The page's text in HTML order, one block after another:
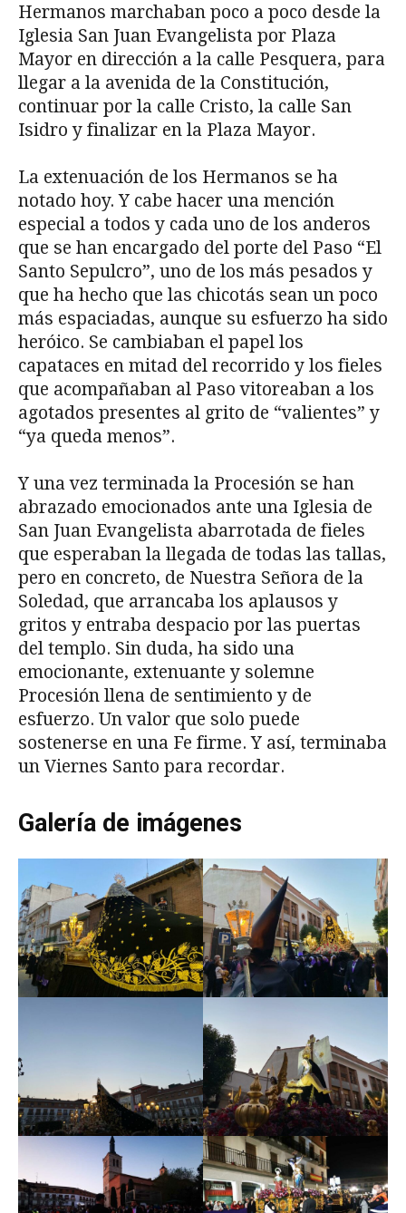
Hermanos marchaban poco a poco desde la
Iglesia San Juan Evangelista por Plaza
Mayor en dirección a la calle Pesquera, para
llegar a la avenida de la Constitución,
continuar por la calle Cristo, la calle San
Isidro y finalizar en la Plaza Mayor.
La extenuación de los Hermanos se ha
notado hoy. Y cabe hacer una mención
especial a todos y cada uno de los anderos
que se han encargado del porte del Paso “El
Santo Sepulcro”, uno de los más pesados y
que ha hecho que las chicotás sean un poco
más espaciadas, aunque su esfuerzo ha sido
heróico. Se cambiaban el papel los
capataces en mitad del recorrido y los fieles
que acompañaban al Paso vitoreaban a los
agotados presentes al grito de “valientes” y
“ya queda menos”.
Y una vez terminada la Procesión se han
abrazado emocionados ante una Iglesia de
San Juan Evangelista abarrotada de fieles
que esperaban la llegada de todas las tallas,
pero en concreto, de Nuestra Señora de la
Soledad, que arrancaba los aplausos y
gritos y entraba despacio por las puertas
del templo. Sin duda, ha sido una
emocionante, extenuante y solemne
Procesión llena de sentimiento y de
esfuerzo. Un valor que solo puede
sostenerse en una Fe firme. Y así, terminaba
un Viernes Santo para recordar.
Galería de imágenes